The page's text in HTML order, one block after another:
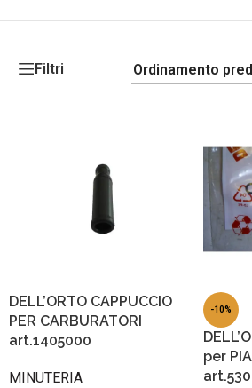
Filtri
DELL’ORTO CAPPUCCIO
PER CARBURATORI
art.1405000
MINUTERIA
-10%
per